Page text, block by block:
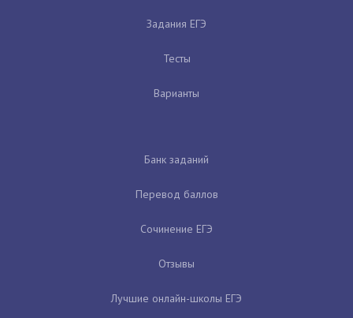
Задания ЕГЭ
Тесты
Варианты
Банк заданий
Перевод баллов
Сочинение ЕГЭ
Отзывы
Лучшие онлайн-школы ЕГЭ